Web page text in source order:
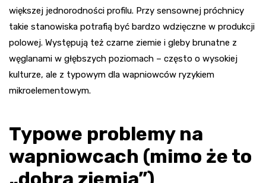
większej jednorodności profilu. Przy sensownej próchnicy
takie stanowiska potrafią być bardzo wdzięczne w produkcji
polowej. Występują też czarne ziemie i gleby brunatne z
węglanami w głębszych poziomach – często o wysokiej
kulturze, ale z typowym dla wapniowców ryzykiem
mikroelementowym.
Typowe problemy na
wapniowcach (mimo że to